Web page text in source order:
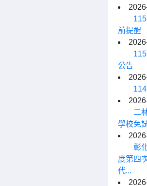
前提醒
公告
二
學校免
彰
度第四
代...